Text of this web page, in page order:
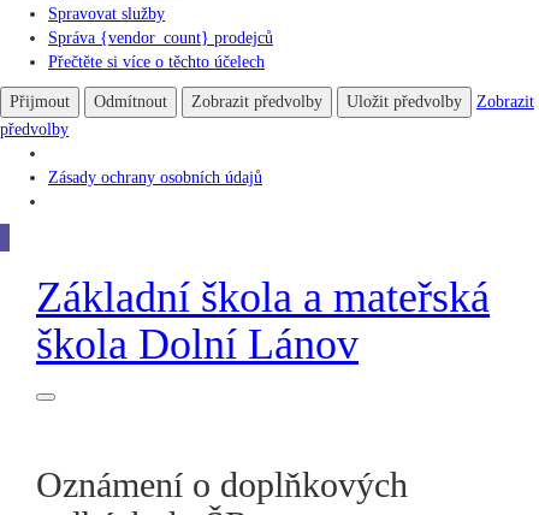
Spravovat služby
Správa {vendor_count} prodejců
Přečtěte si více o těchto účelech
Přijmout Odmítnout Zobrazit předvolby Uložit předvolby
Zobrazit
předvolby
Zásady ochrany osobních údajů
Základní škola a mateřská
škola Dolní Lánov
Oznámení o doplňkových